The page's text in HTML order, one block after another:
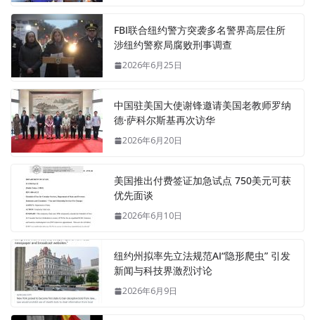
FBI联合纽约警方突袭多名警界高层住所
涉纽约警察局腐败刑事调查
2026年6月25日
中国驻美国大使谢锋邀请美国老教师罗纳
德·萨科尔斯基再次访华
2026年6月20日
美国推出付费签证加急试点 750美元可获
优先面谈
2026年6月10日
纽约州拟率先立法规范AI“隐形爬虫” 引发
新闻与科技界激烈讨论
2026年6月9日